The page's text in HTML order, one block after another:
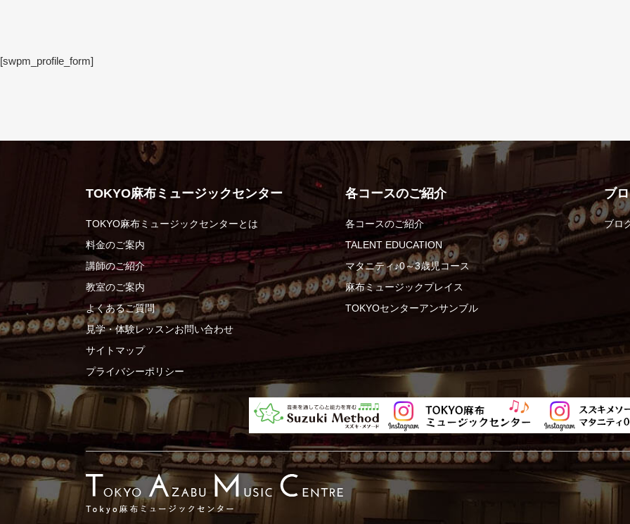
[swpm_profile_form]
TOKYO麻布ミュージックセンター
TOKYO麻布ミュージックセンターとは
料金のご案内
講師のご紹介
教室のご案内
よくあるご質問
見学・体験レッスンお問い合わせ
サイトマップ
プライバシーポリシー
各コースのご紹介
各コースのご紹介
TALENT EDUCATION
マタニティ♪0～3歳児コース
麻布ミュージックプレイス
TOKYOセンターアンサンブル
ブ
ブロ